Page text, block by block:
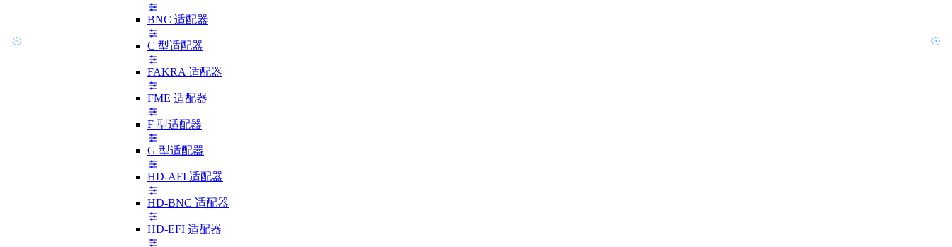
BNC 适配器
C 型适配器
FAKRA 适配器
FME 适配器
F 型适配器
G 型适配器
HD-AFI 适配器
HD-BNC 适配器
HD-EFI 适配器